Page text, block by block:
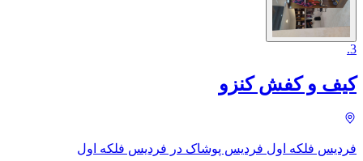
3
.
کیف و کفش کنزو
فردیس فلکه اول فردیس پوشاک در فردیس فلکه اول